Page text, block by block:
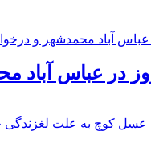
در عباس